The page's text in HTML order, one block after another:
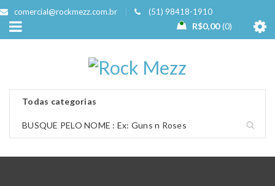
comercial@rockmezz.com.br (51) 98418-1910
R$0,00 0